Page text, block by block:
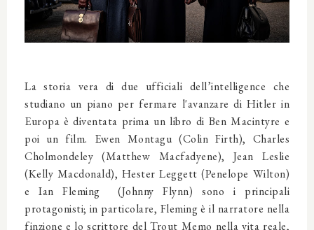
La storia vera di due ufficiali dell’intelligence che
studiano un piano per fermare l'avanzare di Hitler in
Europa è diventata prima un libro di Ben Macintyre e
poi un film. Ewen Montagu (Colin Firth), Charles
Cholmondeley (Matthew Macfadyene), Jean Leslie
(Kelly Macdonald), Hester Leggett (Penelope Wilton)
e Ian Fleming (Johnny Flynn) sono i principali
protagonisti; in particolare, Fleming è il narratore nella
finzione e lo scrittore del Trout Memo nella vita reale,